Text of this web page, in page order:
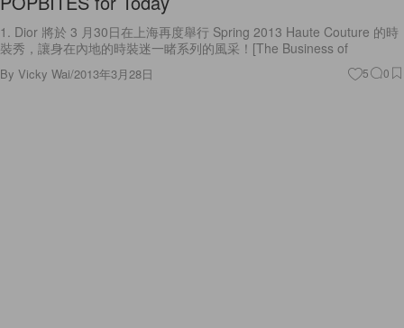
1. Dior 將於 3 月30日在上海再度舉行 Spring 2013 Haute Couture 的時
裝秀，讓身在內地的時裝迷一睹系列的風采！[The Business of
By Vicky Wai/2013年3月28日 5 0